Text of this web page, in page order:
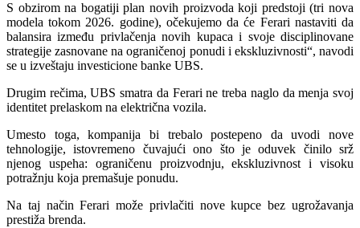
S obzirom na bogatiji plan novih proizvoda koji predstoji (tri nova
modela tokom 2026. godine), očekujemo da će Ferari nastaviti da
balansira između privlačenja novih kupaca i svoje disciplinovane
strategije zasnovane na ograničenoj ponudi i ekskluzivnosti“, navodi
se u izveštaju investicione banke UBS.
Drugim rečima, UBS smatra da Ferari ne treba naglo da menja svoj
identitet prelaskom na električna vozila.
Umesto toga, kompanija bi trebalo postepeno da uvodi nove
tehnologije, istovremeno čuvajući ono što je oduvek činilo srž
njenog uspeha: ograničenu proizvodnju, ekskluzivnost i visoku
potražnju koja premašuje ponudu.
Na taj način Ferari može privlačiti nove kupce bez ugrožavanja
prestiža brenda.